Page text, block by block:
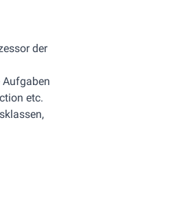
der
etc.